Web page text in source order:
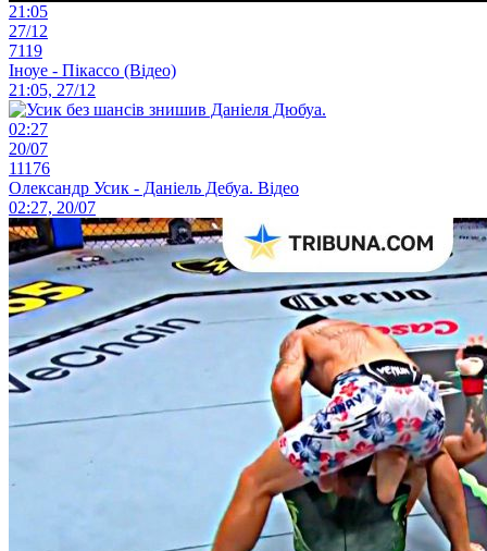
21:05
27/12
7119
Іноуе - Пікассо (Відео)
21:05, 27/12
02:27
20/07
11176
Олександр Усик - Даніель Дебуа. Відео
02:27, 20/07